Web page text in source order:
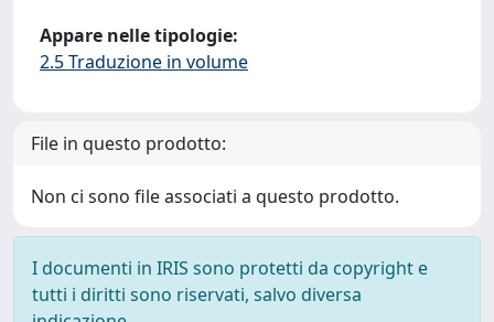
Appare nelle tipologie:
2.5 Traduzione in volume
File in questo prodotto:
Non ci sono file associati a questo prodotto.
I documenti in IRIS sono protetti da copyright e
tutti i diritti sono riservati, salvo diversa